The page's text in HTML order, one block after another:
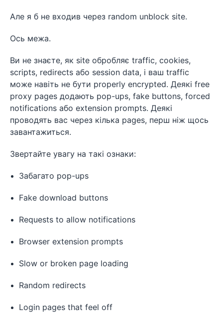
Але я б не входив через random unblock site.
Ось межа.
Ви не знаєте, як site обробляє traffic, cookies,
scripts, redirects або session data, і ваш traffic
може навіть не бути properly encrypted. Деякі free
proxy pages додають pop-ups, fake buttons, forced
notifications або extension prompts. Деякі
проводять вас через кілька pages, перш ніж щось
завантажиться.
Звертайте увагу на такі ознаки:
Забагато pop-ups
Fake download buttons
Requests to allow notifications
Browser extension prompts
Slow or broken page loading
Random redirects
Login pages that feel off